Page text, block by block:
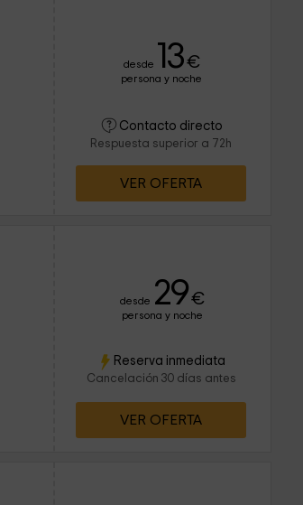
desde 13€
persona y noche
Contacto directo
Respuesta superior a 72h
VER OFERTA
desde 29€
persona y noche
Reserva inmediata
Cancelación 30 días antes
VER OFERTA